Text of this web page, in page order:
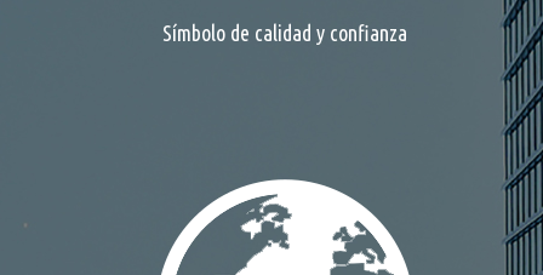
Símbolo de calidad y confianza